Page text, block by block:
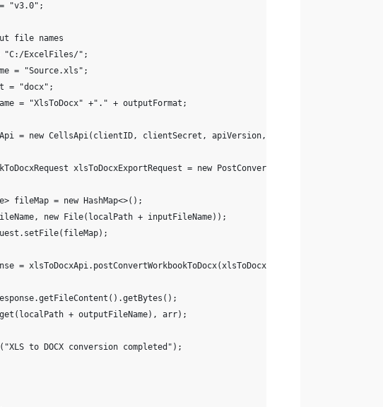
"v3.0";
file names
ExcelFiles/";
= "Source.xls";
= "docx";
= "XlsToDocx" +"." + outputFormat;
= new CellsApi(clientID, clientSecret, apiVersion, apiBaseUrl);
xlsToDocxExportRequest = new
fileMap = new HashMap<>();
new File(localPath + inputFileName));
= xlsToDocxApi.postConvertWorkbookToDocx(xlsToDocxExportRequest);
+ outputFileName), arr);
to DOCX conversion completed");